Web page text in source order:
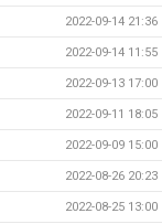
2022-09-14 21:36
2022-09-14 11:55
2022-09-13 17:00
2022-09-11 18:05
2022-09-09 15:00
2022-08-26 20:23
2022-08-25 13:00